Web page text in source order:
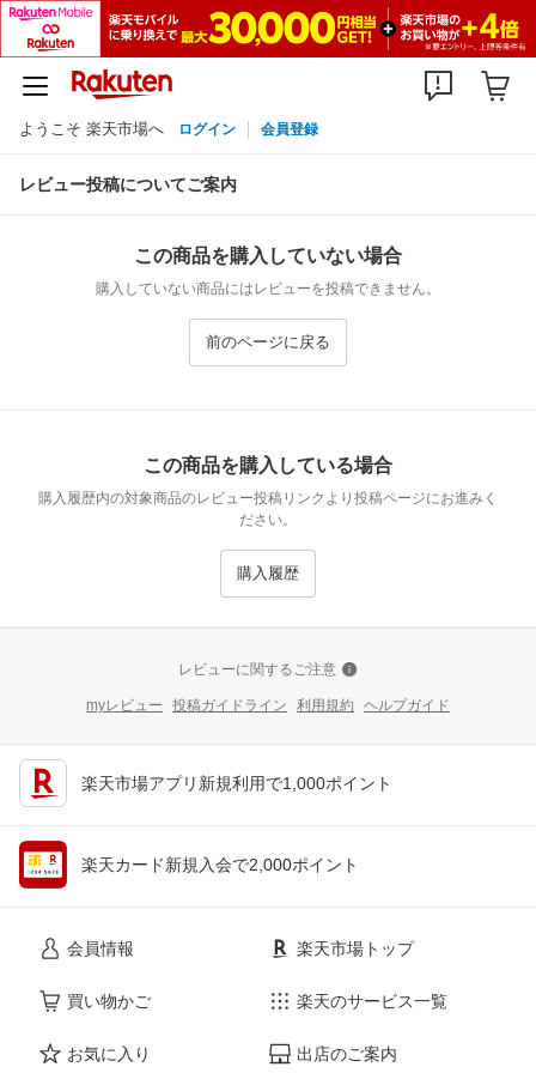
ようこそ 楽天市場へ ログイン 会員登録
レビュー投稿についてご案内
この商品を購入していない場合
購入していない商品にはレビューを投稿できません。
前のページに戻る
この商品を購入している場合
購入履歴内の対象商品のレビュー投稿リンクより投稿ページにお進みく
ださい。
購入履歴
レビューに関するご注意
myレビュー 投稿ガイドライン 利用規約 ヘルプガイド
楽天市場アプリ新規利用で1,000ポイント
楽天カード新規入会で2,000ポイント
会員情報
買い物かご
お気に入り
楽天市場トップ
楽天のサービス一覧
出店のご案内